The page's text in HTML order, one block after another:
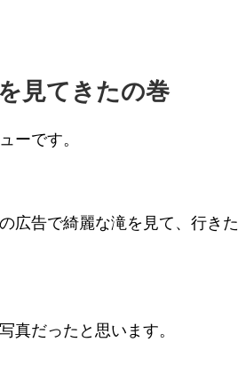
見てきたの巻
ーです。
広告で綺麗な滝を見て、行きた
真だったと思います。